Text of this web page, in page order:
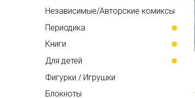
Независимые/Авторские комиксы
Периодика
Книги
Для детей
Фигурки / Игрушки
Блокноты